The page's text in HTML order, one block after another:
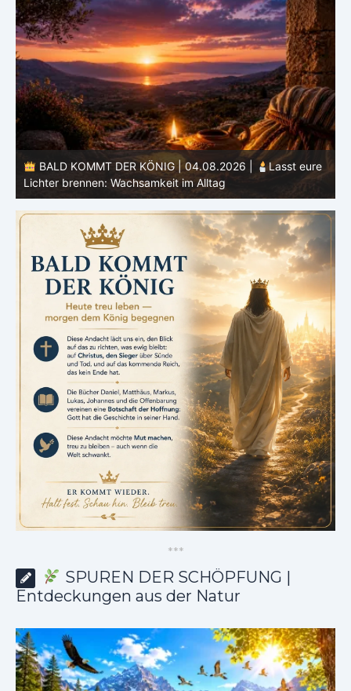
BALD KOMMT DER KÖNIG | 03.08.2026 |
Ein reines
Herz: Heiligung beginnt im Inneren
***
SPUREN DER SCHÖPFUNG |
Entdeckungen aus der Natur